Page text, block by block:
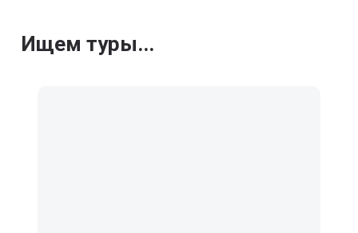
Ищем туры...